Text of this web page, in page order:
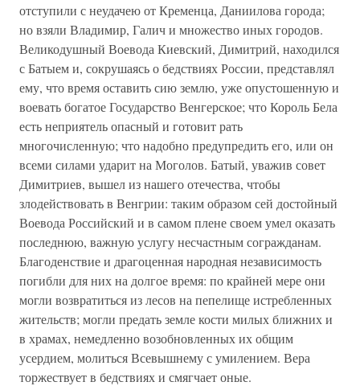
отступили с неудачею от Кременца, Даниилова города;
но взяли Владимир, Галич и множество иных городов.
Великодушный Воевода Киевский, Димитрий, находился
с Батыем и, сокрушаясь о бедствиях России, представлял
ему, что время оставить сию землю, уже опустошенную и
воевать богатое Государство Венгерское; что Король Бела
есть неприятель опасный и готовит рать
многочисленную; что надобно предупредить его, или он
всеми силами ударит на Моголов. Батый, уважив совет
Димитриев, вышел из нашего отечества, чтобы
злодействовать в Венгрии: таким образом сей достойный
Воевода Российский и в самом плене своем умел оказать
последнюю, важную услугу несчастным согражданам.
Благоденствие и драгоценная народная независимость
погибли для них на долгое время: по крайней мере они
могли возвратиться из лесов на пепелище истребленных
жительств; могли предать земле кости милых ближних и
в храмах, немедленно возобновленных их общим
усердием, молиться Всевышнему с умилением. Вера
торжествует в бедствиях и смягчает оные.